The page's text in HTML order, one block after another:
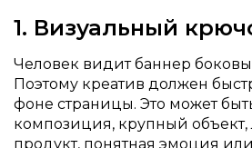
1. Визуальный
Человек видит баннер
Поэтому креатив должен
фоне страницы. Это может
композиция, крупный объект,
продукт, понятная эмоция